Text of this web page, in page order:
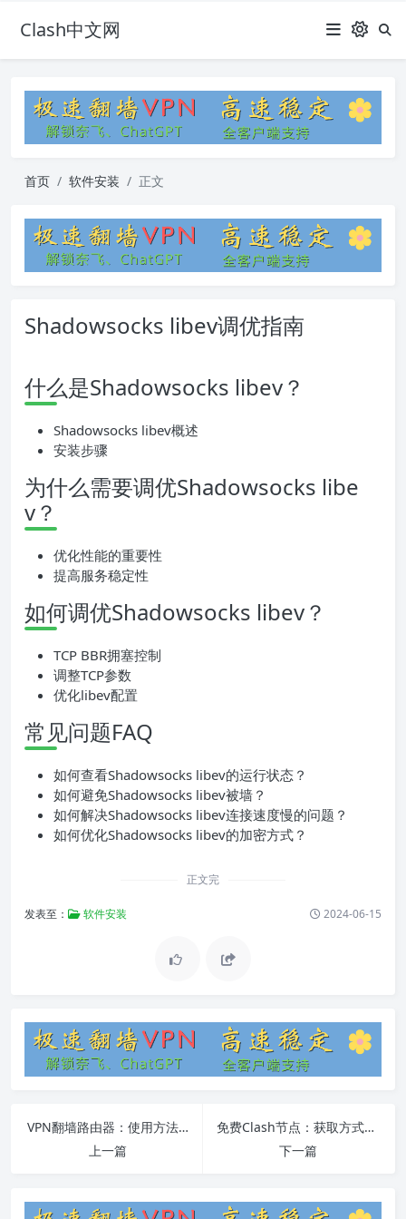
Clash中文网
首页 软件安装 正文
Shadowsocks libev调优指南
什么是Shadowsocks libev？
Shadowsocks libev概述
安装步骤
为什么需要调优Shadowsocks libe
v？
优化性能的重要性
提高服务稳定性
如何调优Shadowsocks libev？
TCP BBR拥塞控制
调整TCP参数
优化libev配置
常见问题FAQ
如何查看Shadowsocks libev的运行状态？
如何避免Shadowsocks libev被墙？
如何解决Shadowsocks libev连接速度慢的问题？
如何优化Shadowsocks libev的加密方式？
正文完
发表至： 软件安装 2024-06-15
VPN翻墙路由器：使用方法、注意事项与常见问题解答
上一篇
免费Clash节点：获取方式及使用方法指南
下一篇